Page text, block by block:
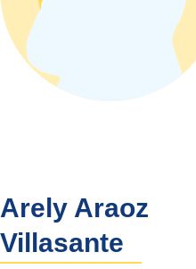
Arely Araoz
Villasante